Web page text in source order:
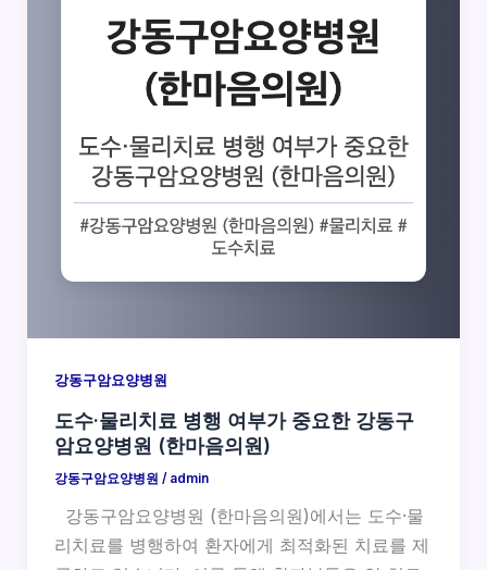
강동구암요양병원
도수·물리치료 병행 여부가 중요한 강동구
암요양병원 (한마음의원)
강동구암요양병원 / admin
강동구암요양병원 (한마음의원)에서는 도수·물
리치료를 병행하여 환자에게 최적화된 치료를 제